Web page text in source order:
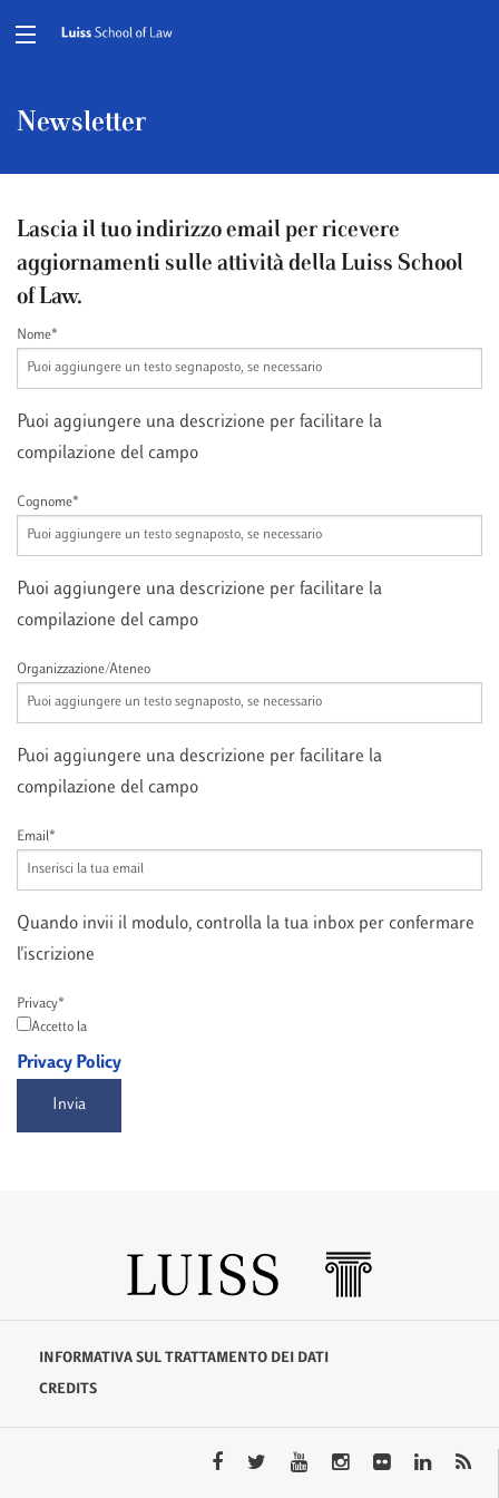
Newsletter
Lascia il tuo indirizzo email per ricevere
aggiornamenti sulle attività della Luiss School
of Law.
Nome*
Puoi aggiungere una descrizione per facilitare la
compilazione del campo
Cognome*
Puoi aggiungere una descrizione per facilitare la
compilazione del campo
Organizzazione/Ateneo
Puoi aggiungere una descrizione per facilitare la
compilazione del campo
Email*
Quando invii il modulo, controlla la tua inbox per confermare
l'iscrizione
Privacy*
Accetto la
Privacy Policy
Invia
INFORMATIVA SUL TRATTAMENTO DEI DATI
CREDITS